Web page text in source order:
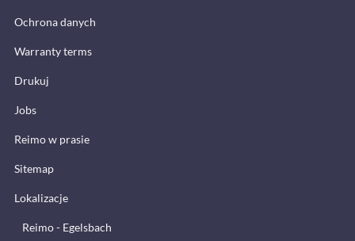
Ochrona danych
Warranty terms
Drukuj
Jobs
Reimo w prasie
Sitemap
Lokalizacje
Reimo - Egelsbach